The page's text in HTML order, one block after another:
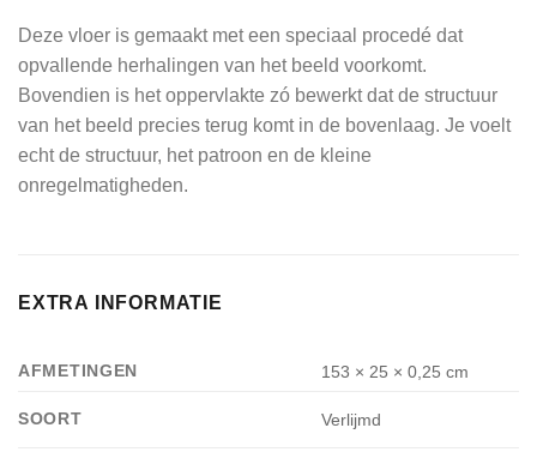
Deze vloer is gemaakt met een speciaal procedé dat
opvallende herhalingen van het beeld voorkomt.
Bovendien is het oppervlakte zó bewerkt dat de structuur
van het beeld precies terug komt in de bovenlaag. Je voelt
echt de structuur, het patroon en de kleine
onregelmatigheden.
EXTRA INFORMATIE
AFMETINGEN 153 × 25 × 0,25 cm
SOORT Verlijmd